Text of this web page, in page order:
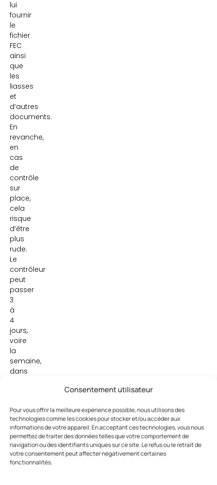
Consentement utilisateur
Pour vous offrir la meilleure expérience possible, nous utilisons des
technologies comme les cookies pour stocker et/ou accéder aux
informations de votre appareil. En acceptant ces technologies, vous nous
permettez de traiter des données telles que votre comportement de
navigation ou des identifiants uniques sur ce site. Le refus ou le retrait de
votre consentement peut affecter négativement certaines
fonctionnalités.
lui
fournir
le
fichier
FEC
ainsi
que
les
liasses
et
d’autres
documents.
En
revanche,
en
cas
de
contrôle
sur
place,
cela
risque
d’être
plus
rude.
Le
contrôleur
peut
passer
3
à
4
jours,
voire
la
semaine,
dans
tout
éplucher,
des
recettes
aux
tickets